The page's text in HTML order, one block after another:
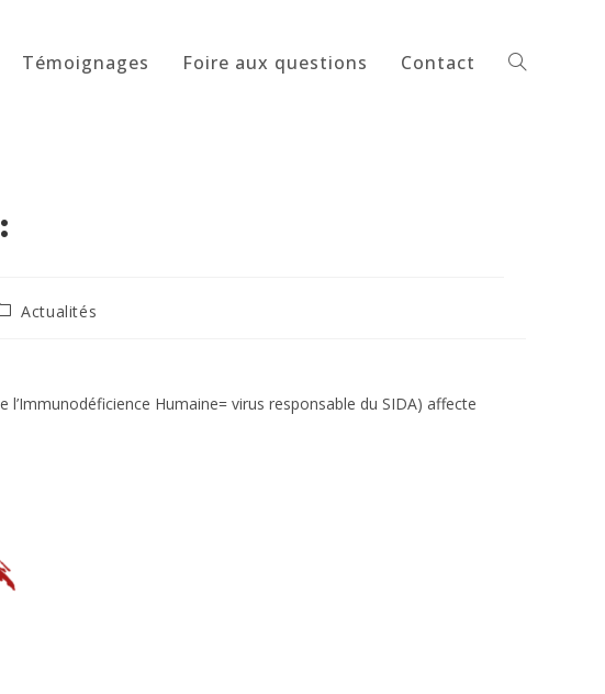
Témoignages Foire aux questions Contact Toggle
Actualités
l’Immunodéficience Humaine= virus responsable du SIDA) affecte